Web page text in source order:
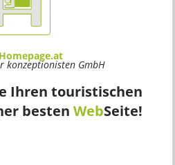
konzeptionisten GmbH
Ihren touristischen
bestenWebSeite!